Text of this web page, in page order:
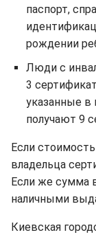
паспорт,
рождении
Люди с
3
указанные в
получают 9
Если
владельца
Если же сумма
наличными
Киевская